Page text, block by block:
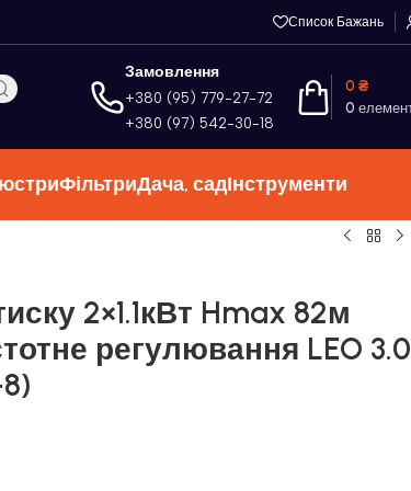
Список Бажань
Замовлення
+380 (95) 779-27-72
+380 (97) 542-30-18
0
0 ₴
ФільтриДача, садІнструменти
2×1.1кВт Hmax 82м
регулювання LEO 3.0